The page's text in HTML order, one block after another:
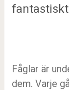
Fåglar är
dem. Varje